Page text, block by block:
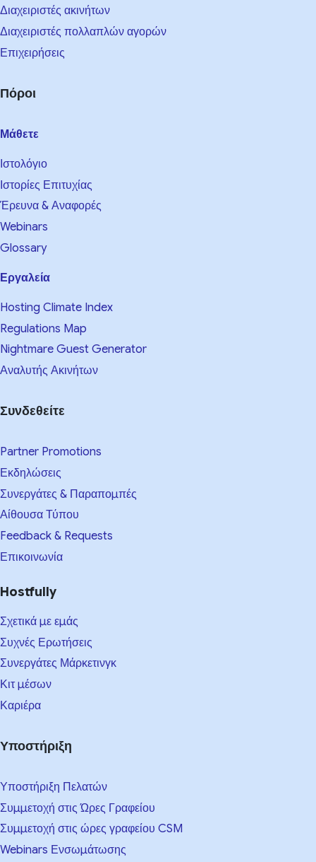
Διαχειριστές ακινήτων
Διαχειριστές πολλαπλών αγορών
Επιχειρήσεις
Πόροι
Μάθετε
Ιστολόγιο
Ιστορίες Επιτυχίας
Έρευνα & Αναφορές
Webinars
Glossary
Εργαλεία
Hosting Climate Index
Regulations Map
Nightmare Guest Generator
Αναλυτής Ακινήτων
Συνδεθείτε
Partner Promotions
Εκδηλώσεις
Συνεργάτες & Παραπομπές
Αίθουσα Τύπου
Feedback & Requests
Επικοινωνία
Hostfully
Σχετικά με εμάς
Συχνές Ερωτήσεις
Συνεργάτες Μάρκετινγκ
Κιτ μέσων
Καριέρα
Υποστήριξη
Υποστήριξη Πελατών
Συμμετοχή στις Ώρες Γραφείου
Συμμετοχή στις ώρες γραφείου CSM
Webinars Ενσωμάτωσης